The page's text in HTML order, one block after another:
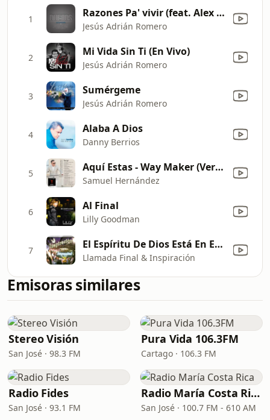
1 Razones Pa' vivir (feat. Alex Campos)
Jesús Adrián Romero
2 Mi Vida Sin Ti (En Vivo)
Jesús Adrián Romero
3 Sumérgeme
Jesús Adrián Romero
4 Alaba A Dios
Danny Berrios
5 Aquí Estas - Way Maker (Versión Cantada)
Samuel Hernández
6 Al Final
Lilly Goodman
7 El Espíritu De Dios Está En Este Lugar
Llamada Final & Inspiración
Emisoras similares
Stereo Visión
San José · 98.3 FM
Pura Vida 106.3FM
Cartago · 106.3 FM
Radio Fides
San José · 93.1 FM
Radio María Costa Rica
San José · 100.7 FM - 610 AM